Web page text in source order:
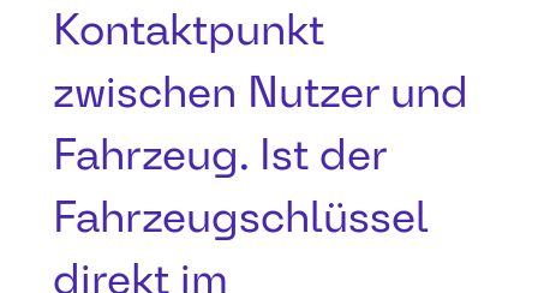
Kontaktpunkt
zwischen Nutzer und
Fahrzeug. Ist der
Fahrzeugschlüssel
direkt im